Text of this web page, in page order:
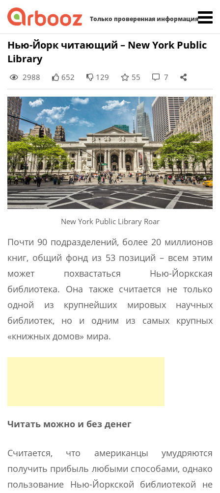
Только проверенная информация
Skip
to
Нью-Йорк читающий – New York Public
Library
2988 652 129 55 7
New York Public Library Roar
Почти 90 подразделений, более 20 миллионов
книг, общий фонд из 53 позиций – всем этим
может похвастаться Нью-Йоркская
библиотека. Она также считается не только
одной из крупнейших мировых научных
библиотек, но и одним из самых крупных
«книжных домов» мира.
Читать можно и без денег
Считается, что американцы умудряются
получить прибыль любыми способами, однако
пользование Нью-Йоркской библиотекой не
Найти: